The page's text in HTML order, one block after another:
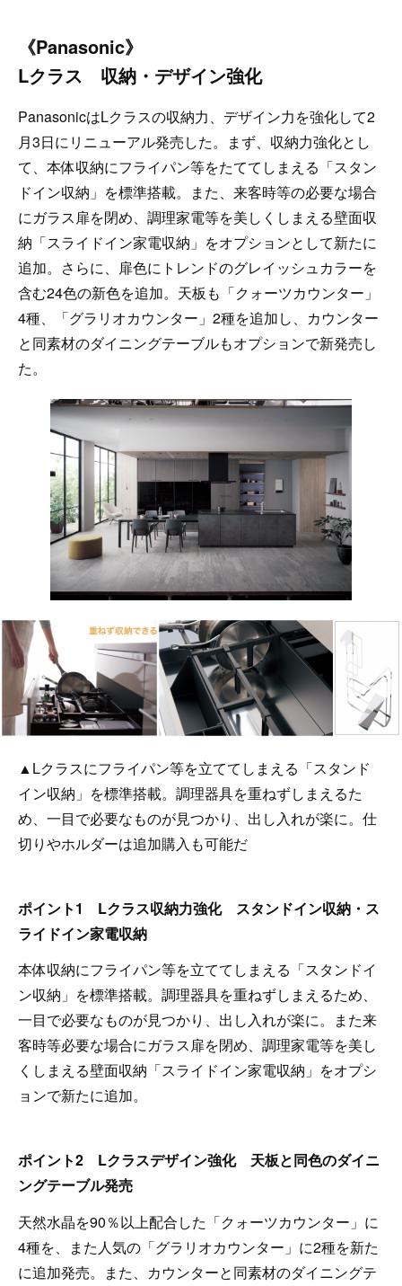
《Panasonic》
Lクラス 収納・デザイン強化
PanasonicはLクラスの収納力、デザイン力を強化して2
月3日にリニューアル発売した。まず、収納力強化とし
て、本体収納にフライパン等をたててしまえる「スタン
ドイン収納」を標準搭載。また、来客時等の必要な場合
にガラス扉を閉め、調理家電等を美しくしまえる壁面収
納「スライドイン家電収納」をオプションとして新たに
追加。さらに、扉色にトレンドのグレイッシュカラーを
含む24色の新色を追加。天板も「クォーツカウンター」
4種、「グラリオカウンター」2種を追加し、カウンター
と同素材のダイニングテーブルもオプションで新発売し
た。
▲Lクラスにフライパン等を立ててしまえる「スタンド
イン収納」を標準搭載。調理器具を重ねずしまえるた
め、一目で必要なものが見つかり、出し入れが楽に。仕
切りやホルダーは追加購入も可能だ
ポイント1 Lクラス収納力強化 スタンドイン収納・ス
ライドイン家電収納
本体収納にフライパン等を立ててしまえる「スタンドイ
ン収納」を標準搭載。調理器具を重ねずしまえるため、
一目で必要なものが見つかり、出し入れが楽に。また来
客時等必要な場合にガラス扉を閉め、調理家電等を美し
くしまえる壁面収納「スライドイン家電収納」をオプシ
ョンで新たに追加。
ポイント2 Lクラスデザイン強化 天板と同色のダイニ
ングテーブル発売
天然水晶を90％以上配合した「クォーツカウンター」に
4種を、また人気の「グラリオカウンター」に2種を新た
に追加発売。また、カウンターと同素材のダイニングテ